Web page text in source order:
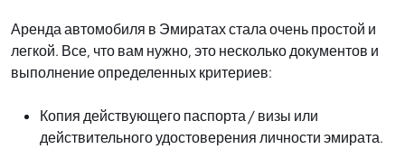
Аренда автомобиля в Эмиратах стала очень простой и
легкой. Все, что вам нужно, это несколько документов и
выполнение определенных критериев:
Копия действующего паспорта / визы или
действительного удостоверения личности эмирата.